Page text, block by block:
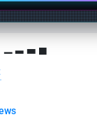
▁ ▂ ▃ ▄